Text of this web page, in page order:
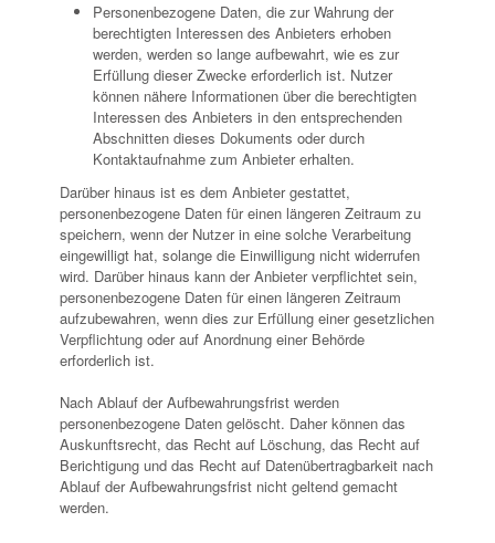
Personenbezogene Daten, die zur Wahrung der
berechtigten Interessen des Anbieters erhoben
werden, werden so lange aufbewahrt, wie es zur
Erfüllung dieser Zwecke erforderlich ist. Nutzer
können nähere Informationen über die berechtigten
Interessen des Anbieters in den entsprechenden
Abschnitten dieses Dokuments oder durch
Kontaktaufnahme zum Anbieter erhalten.
Darüber hinaus ist es dem Anbieter gestattet,
personenbezogene Daten für einen längeren Zeitraum zu
speichern, wenn der Nutzer in eine solche Verarbeitung
eingewilligt hat, solange die Einwilligung nicht widerrufen
wird. Darüber hinaus kann der Anbieter verpflichtet sein,
personenbezogene Daten für einen längeren Zeitraum
aufzubewahren, wenn dies zur Erfüllung einer gesetzlichen
Verpflichtung oder auf Anordnung einer Behörde
erforderlich ist.
Nach Ablauf der Aufbewahrungsfrist werden
personenbezogene Daten gelöscht. Daher können das
Auskunftsrecht, das Recht auf Löschung, das Recht auf
Berichtigung und das Recht auf Datenübertragbarkeit nach
Ablauf der Aufbewahrungsfrist nicht geltend gemacht
werden.